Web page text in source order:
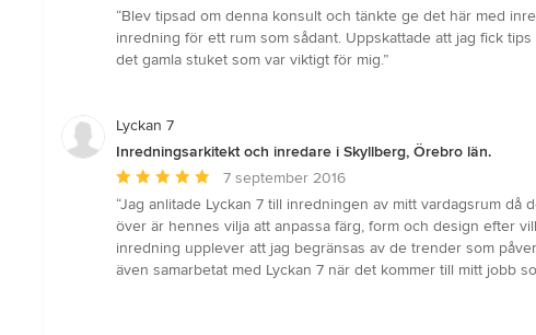
omdöme:
5
av
“Blev tipsad om denna konsult och tänkte ge det här med
inredning för ett rum som sådant. Uppskattade att jag fick
det gamla stuket som var viktigt för mig.”
Lyckan 7
Inredningsarkitekt och inredare i Skyllberg, Örebro län.
Genomsnittligt
omdöme:
5
av
5
7 september 2016
“Jag anlitade Lyckan 7 till inredningen av mitt vardagsrum
över är hennes vilja att anpassa färg, form och design efter
inredning upplever att jag begränsas av de trender som
även samarbetat med Lyckan 7 när det kommer till mitt jobb